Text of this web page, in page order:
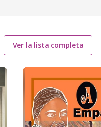
Ver la lista completa